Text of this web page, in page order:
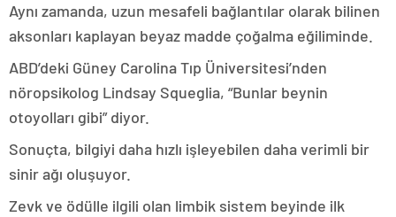
Aynı zamanda, uzun mesafeli bağlantılar olarak bilinen
aksonları kaplayan beyaz madde çoğalma eğiliminde.
ABD’deki Güney Carolina Tıp Üniversitesi’nden
nöropsikolog Lindsay Squeglia, “Bunlar beynin
otoyolları gibi” diyor.
Sonuçta, bilgiyi daha hızlı işleyebilen daha verimli bir
sinir ağı oluşuyor.
Zevk ve ödülle ilgili olan limbik sistem beyinde ilk